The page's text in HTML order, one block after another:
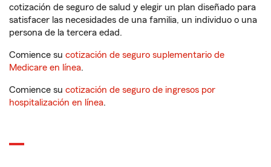
cotización de seguro de salud y elegir un plan diseñado para
satisfacer las necesidades de una familia, un individuo o una
persona de la tercera edad.
Comience su cotización de seguro suplementario de
Medicare en línea.
Comience su cotización de seguro de ingresos por
hospitalización en línea.